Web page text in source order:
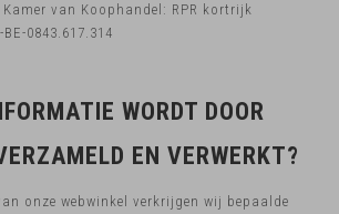
van Koophandel: RPR kortrijk
0843.617.314
WORDT DOOR
EN VERWERKT?
onze webwinkel verkrijgen wij bepaalde